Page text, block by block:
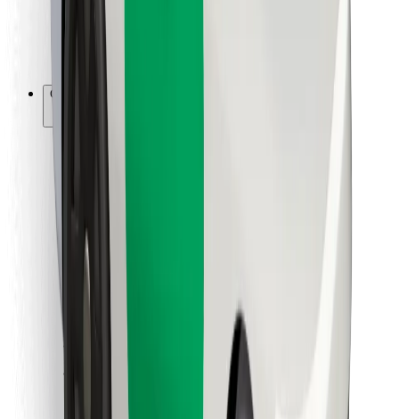
Para propietarios de flota
Para restaurantes
Bolt para empresas
Otros
Cookies
Seguridad
Consigue un viaje en minutos
Descargar la app de Bolt
Descargar la app de Bolt Food